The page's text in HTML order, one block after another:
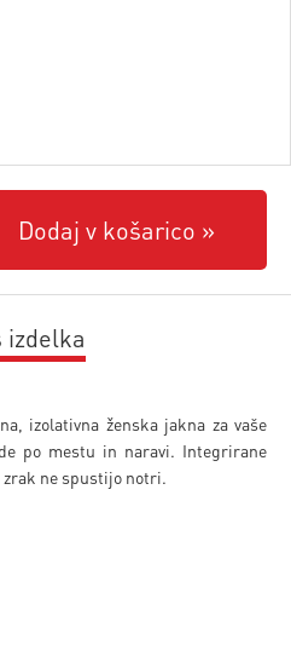
Dodaj v košarico
izdelka
izolativna ženska jakna za vaše
po mestu in naravi. Integrirane
zrak ne spustijo notri.